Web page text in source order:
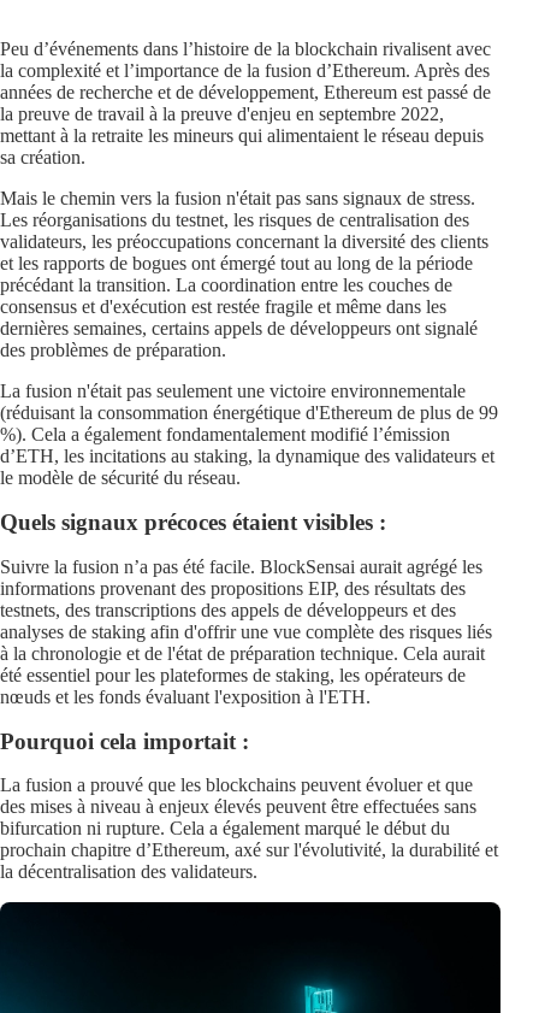
Peu d’événements dans l’histoire de la blockchain rivalisent avec
la complexité et l’importance de la fusion d’Ethereum. Après des
années de recherche et de développement, Ethereum est passé de
la preuve de travail à la preuve d'enjeu en septembre 2022,
mettant à la retraite les mineurs qui alimentaient le réseau depuis
sa création.
Mais le chemin vers la fusion n'était pas sans signaux de stress.
Les réorganisations du testnet, les risques de centralisation des
validateurs, les préoccupations concernant la diversité des clients
et les rapports de bogues ont émergé tout au long de la période
précédant la transition. La coordination entre les couches de
consensus et d'exécution est restée fragile et même dans les
dernières semaines, certains appels de développeurs ont signalé
des problèmes de préparation.
La fusion n'était pas seulement une victoire environnementale
(réduisant la consommation énergétique d'Ethereum de plus de 99
%). Cela a également fondamentalement modifié l’émission
d’ETH, les incitations au staking, la dynamique des validateurs et
le modèle de sécurité du réseau.
Quels signaux précoces étaient visibles :
Suivre la fusion n’a pas été facile. BlockSensai aurait agrégé les
informations provenant des propositions EIP, des résultats des
testnets, des transcriptions des appels de développeurs et des
analyses de staking afin d'offrir une vue complète des risques liés
à la chronologie et de l'état de préparation technique. Cela aurait
été essentiel pour les plateformes de staking, les opérateurs de
nœuds et les fonds évaluant l'exposition à l'ETH.
Pourquoi cela importait :
La fusion a prouvé que les blockchains peuvent évoluer et que
des mises à niveau à enjeux élevés peuvent être effectuées sans
bifurcation ni rupture. Cela a également marqué le début du
prochain chapitre d’Ethereum, axé sur l'évolutivité, la durabilité et
la décentralisation des validateurs.